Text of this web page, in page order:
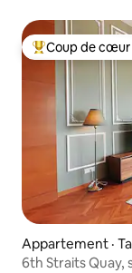
Coup de cœur
Coup de cœur
Appartement ·
6th Straits Quay,